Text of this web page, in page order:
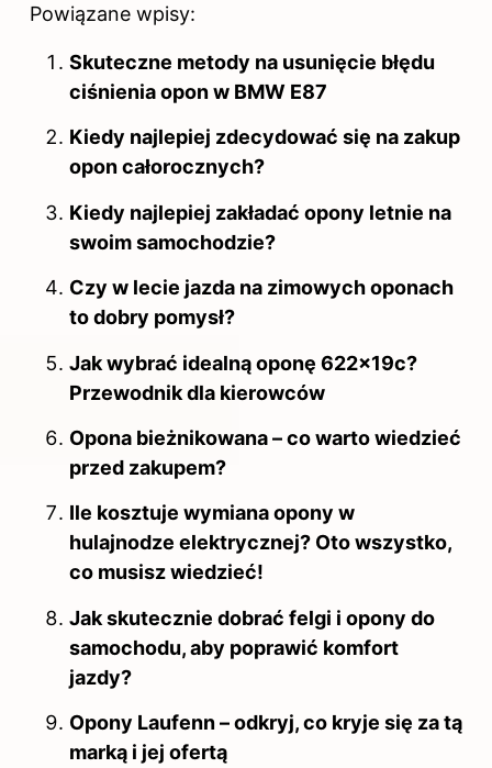
Powiązane wpisy:
Skuteczne metody na usunięcie błędu
ciśnienia opon w BMW E87
Kiedy najlepiej zdecydować się na zakup
opon całorocznych?
Kiedy najlepiej zakładać opony letnie na
swoim samochodzie?
Czy w lecie jazda na zimowych oponach
to dobry pomysł?
Jak wybrać idealną oponę 622x19c?
Przewodnik dla kierowców
Opona bieżnikowana – co warto wiedzieć
przed zakupem?
Ile kosztuje wymiana opony w
hulajnodze elektrycznej? Oto wszystko,
co musisz wiedzieć!
Jak skutecznie dobrać felgi i opony do
samochodu, aby poprawić komfort
jazdy?
Opony Laufenn – odkryj, co kryje się za tą
marką i jej ofertą